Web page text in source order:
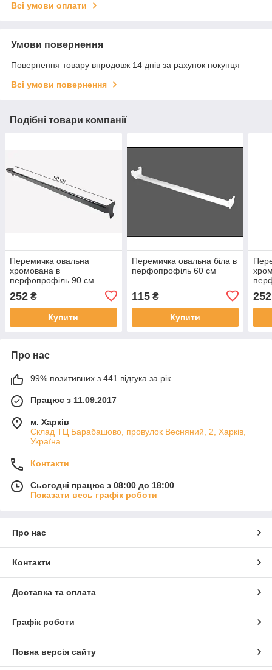
Всі умови оплати
Умови повернення
Повернення товару впродовж 14 днів за рахунок покупця
Всі умови повернення
Подібні товари компанії
Перемичка овальна
хромована в
перфопрофіль 90 см
252 ₴
Купити
Перемичка овальна біла в
перфопрофіль 60 см
115₴
Купити
252
Про нас
99% позитивних з 441 відгука за рік
Працює з 11.09.2017
м. Харків
Склад ТЦ Барабашово, провулок Весняний, 2, Харків,
Україна
Контакти
Сьогодні працює з 08:00 до 18:00
Показати весь графік роботи
Про нас
Контакти
Доставка та оплата
Графік роботи
Повна версія сайту